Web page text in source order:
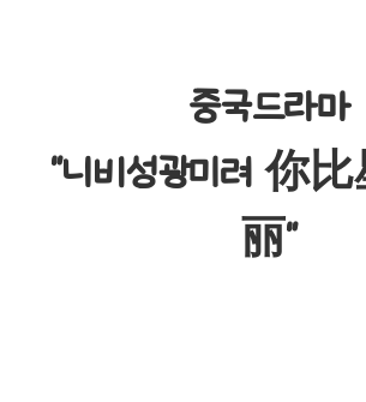
중국드라마
"니비성광미려 你
丽"